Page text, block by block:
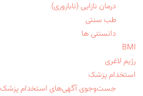
درمان نازایی (ناباروری)
طب سنتی
دانستنی ها
BMI
رژیم لاغری
استخدام پزشک
جست‌وجوی آگهی‌های استخدام پزشک